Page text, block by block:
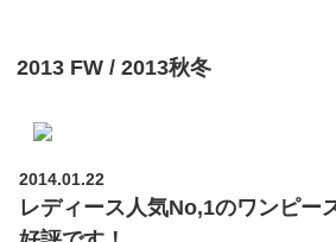
2013 FW / 2013秋冬
2014.01.22
レディース人気No,1のワンピー